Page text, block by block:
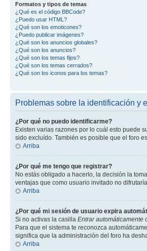
Formatos y tipos de temas
¿Qué es el código BBCode?
¿Puedo usar HTML?
¿Qué son los emoticones?
¿Puedo publicar imágenes?
¿Qué son los anuncios globales?
¿Qué son los anuncios?
¿Qué son los temas fijos?
¿Qué son los temas cerrados?
¿Qué son los iconos para los temas?
Problemas sobre la identificación y
¿Por qué no puedo identificarme?
Existen varias razones por lo cuál esto puede
sido excluído. También es posible que el foro
Arriba
¿Por qué me tengo que registrar?
No estás obligado a hacerlo, la decisión la
ventajas que como usuario invitado no
Arriba
¿Por qué mi sesión de usuario expira
Si no activas la casilla Entrar automáticamente
Para que el sistema te reconozca
significa que la administración del foro ha
Arriba